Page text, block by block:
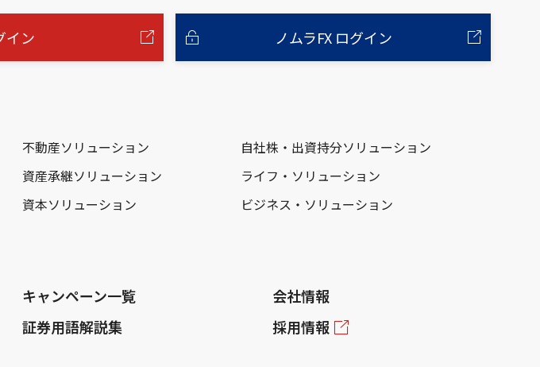
イン ノムラFX ログイン
不動産ソリューション
自社株・出資持分ソリューション
資産承継ソリューション
ライフ・ソリューション
資本ソリューション
ビジネス・ソリューション
キャンペーン一覧
証券用語解説集
会社情報
採用情報